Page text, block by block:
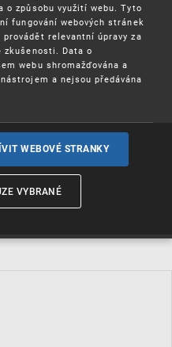
zeměpisná
o způsobu využití webu. Tyto
fungování webových stránek
relevantní úpravy za
Data o
webu shromažďována a
a nejsou předávána
WEBOVÉ STRANKY
VYBRANÉ